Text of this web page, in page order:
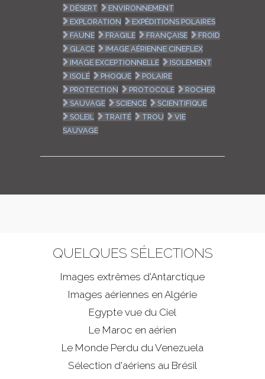
DÉSERT
ENVIRONNEMENT
EXPLORATION
EXPÉDITIONS POLAIRES
FAUNE
FRAGILE FRANÇAISE
FROID
GLACE
IMAGE AÉRIENNE CINEFLEX
IMAGE EXCEPTIONNELLE
ISOLEMENT
ISOLÉ
PHOQUE
POLAIRE
PROTECTION
PROTOCOLE
ROCHER
SAUVAGE
SCIENCE
SCIENTIFIQUE
SOLEIL
TRAITÉ TROU
VIE
SAUVAGE
QUELQUES SÉLECTIONS
Images extrêmes d'Antarctique
Images aériennes en Algérie
Egypte vue du Ciel
Le Maroc en aérien
Le Monde Perdu du Venezuela
Sélection d'aériens au Brésil